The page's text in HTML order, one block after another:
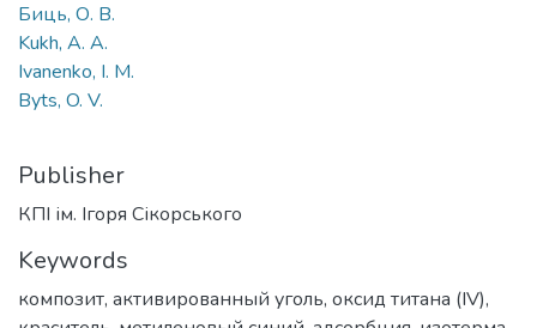
Биць, О. В.
Kukh, A. A.
Ivanenko, I. M.
Byts, O. V.
Publisher
КПІ ім. Ігоря Сікорського
Keywords
композит, активированный уголь, оксид титана (IV),